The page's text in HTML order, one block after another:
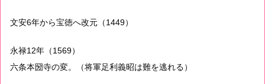
文安6年から宝徳へ改元（1449）
永禄12年（1569）
六条本圀寺の変。（将軍足利義昭は難を逃れる）